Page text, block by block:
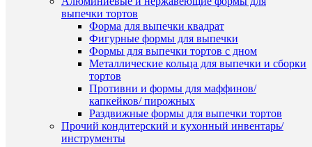
выпечки тортов
Форма для выпечки квадрат
Фигурные формы для выпечки
Формы для выпечки тортов с дном
Металлические кольца для выпечки и сборки
тортов
Противни и формы для маффинов/
капкейков/ пирожных
Раздвижные формы для выпечки тортов
Прочий кондитерский и кухонный инвентарь/
инструменты
корзину
Быстрый
№8
"1